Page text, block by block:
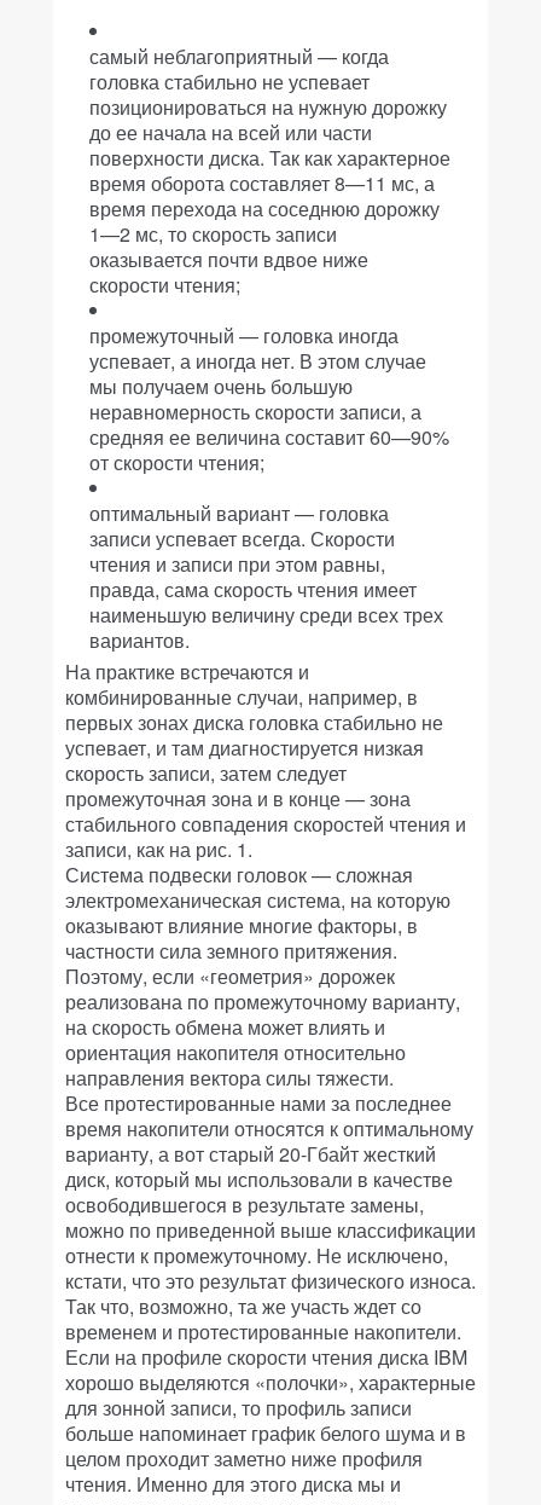
самый неблагоприятный — когда
головка стабильно не успевает
позиционироваться на нужную дорожку
до ее начала на всей или части
поверхности диска. Так как характерное
время оборота составляет 8—11 мс, а
время перехода на соседнюю дорожку
1—2 мс, то скорость записи
оказывается почти вдвое ниже
скорости чтения;
промежуточный — головка иногда
успевает, а иногда нет. В этом случае
мы получаем очень большую
неравномерность скорости записи, а
средняя ее величина составит 60—90%
от скорости чтения;
оптимальный вариант — головка
записи успевает всегда. Скорости
чтения и записи при этом равны,
правда, сама скорость чтения имеет
наименьшую величину среди всех трех
вариантов.
На практике встречаются и
комбинированные случаи, например, в
первых зонах диска головка стабильно не
успевает, и там диагностируется низкая
скорость записи, затем следует
промежуточная зона и в конце — зона
стабильного совпадения скоростей чтения и
записи, как на рис. 1.
Система подвески головок — сложная
электромеханическая система, на которую
оказывают влияние многие факторы, в
частности сила земного притяжения.
Поэтому, если «геометрия» дорожек
реализована по промежуточному варианту,
на скорость обмена может влиять и
ориентация накопителя относительно
направления вектора силы тяжести.
Все протестированные нами за последнее
время накопители относятся к оптимальному
варианту, а вот старый 20-Гбайт жесткий
диск, который мы использовали в качестве
освободившегося в результате замены,
можно по приведенной выше классификации
отнести к промежуточному. Не исключено,
кстати, что это результат физического износа.
Так что, возможно, та же участь ждет со
временем и протестированные накопители.
Если на профиле скорости чтения диска IBM
хорошо выделяются «полочки», характерные
для зонной записи, то профиль записи
больше напоминает график белого шума и в
целом проходит заметно ниже профиля
чтения. Именно для этого диска мы и